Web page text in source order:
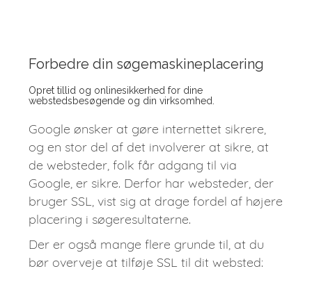
Forbedre din søgemaskineplacering
Opret tillid og onlinesikkerhed for dine
webstedsbesøgende og din virksomhed.
Google ønsker at gøre internettet sikrere,
og en stor del af det involverer at sikre, at
de websteder, folk får adgang til via
Google, er sikre. Derfor har websteder, der
bruger SSL, vist sig at drage fordel af højere
placering i søgeresultaterne.
Der er også mange flere grunde til, at du
bør overveje at tilføje SSL til dit websted: